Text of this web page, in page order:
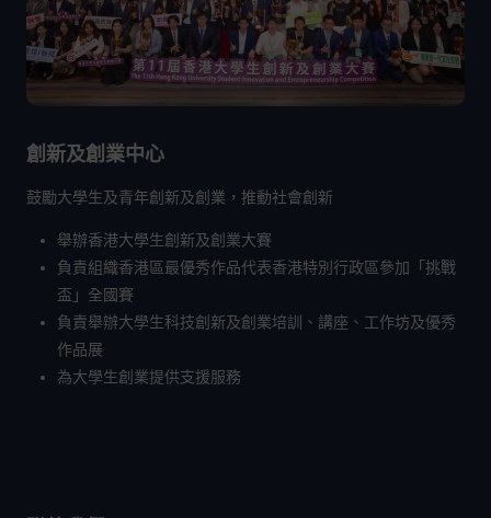
創新及創業中心
鼓勵大學生及青年創新及創業，推動社會創新
舉辦香港大學生創新及創業大賽
負責組織香港區最優秀作品代表香港特別行政區參加「挑戰
盃」全國賽
負責舉辦大學生科技創新及創業培訓、講座、工作坊及優秀
作品展
為大學生創業提供支援服務